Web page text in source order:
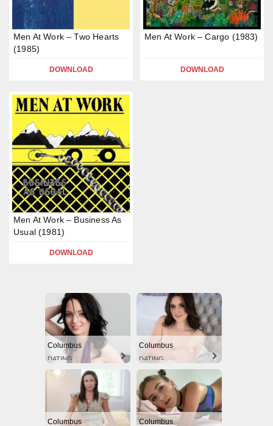
Men At Work – Two Hearts
(1985)
DOWNLOAD
Men At Work – Cargo (1983)
DOWNLOAD
Men At Work – Business As
Usual (1981)
DOWNLOAD
Columbus
DATING
Columbus
DATING
Columbus Columbus